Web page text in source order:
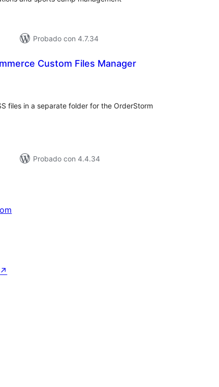
Probado con 4.7.34
Custom Files Manager
files in a separate folder for the OrderStorm
Probado con 4.4.34
↗